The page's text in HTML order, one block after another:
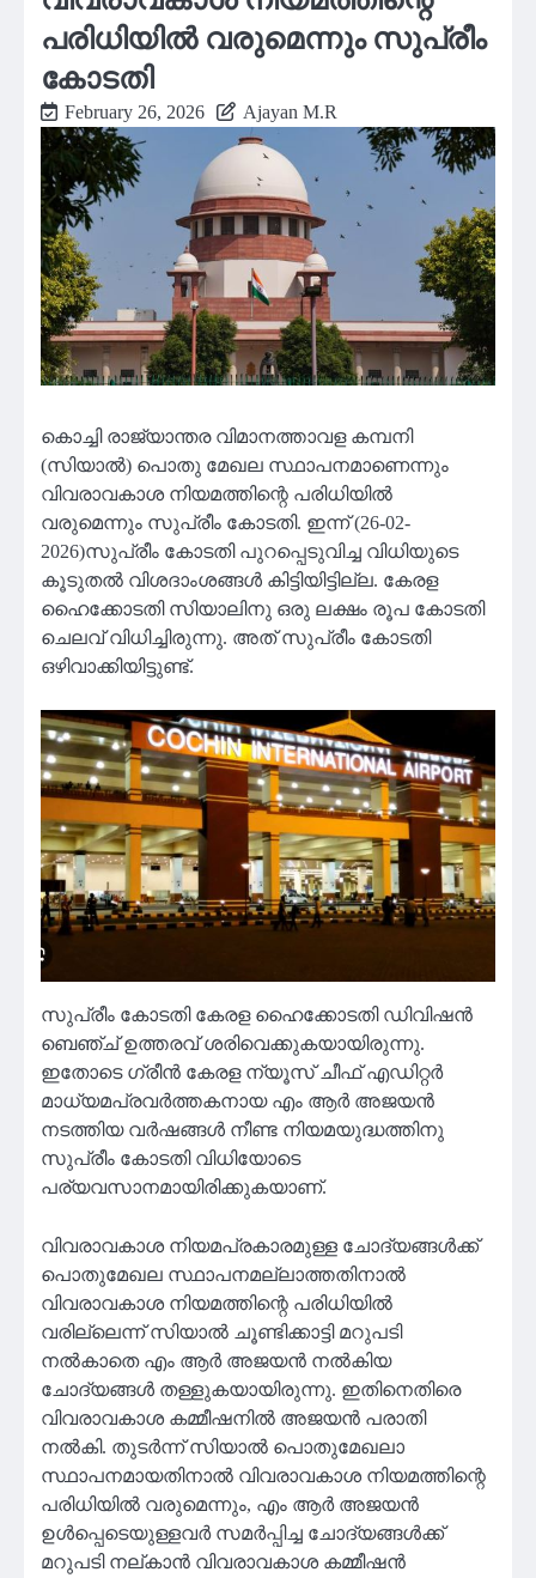
പരിധിയിൽ വരുമെന്നും സുപ്രീം
കോടതി
February 26, 2026 Ajayan M.R
കൊച്ചി രാജ്യാന്തര വിമാനത്താവള കമ്പനി
(സിയാൽ) പൊതു മേഖല സ്ഥാപനമാണെന്നും
വിവരാവകാശ നിയമത്തിന്റെ പരിധിയിൽ
വരുമെന്നും സുപ്രീം കോടതി. ഇന്ന് (26-02-
2026)സുപ്രീം കോടതി പുറപ്പെടുവിച്ച വിധിയുടെ
കൂടുതൽ വിശദാംശങ്ങൾ കിട്ടിയിട്ടില്ല. കേരള
ഹൈക്കോടതി സിയാലിനു ഒരു ലക്ഷം രൂപ കോടതി
ചെലവ് വിധിച്ചിരുന്നു. അത് സുപ്രീം കോടതി
ഒഴിവാക്കിയിട്ടുണ്ട്.
സുപ്രീം കോടതി കേരള ഹൈക്കോടതി ഡിവിഷൻ
ബെഞ്ച് ഉത്തരവ് ശരിവെക്കുകയായിരുന്നു.
ഇതോടെ ഗ്രീൻ കേരള ന്യൂസ്‌ ചീഫ് എഡിറ്റർ
മാധ്യമപ്രവർത്തകനായ എം ആർ അജയൻ
നടത്തിയ വർഷങ്ങൾ നീണ്ട നിയമയുദ്ധത്തിനു
സുപ്രീം കോടതി വിധിയോടെ
പര്യവസാനമായിരിക്കുകയാണ്.
വിവരാവകാശ നിയമപ്രകാരമുള്ള ചോദ്യങ്ങൾക്ക്
പൊതുമേഖല സ്ഥാപനമല്ലാത്തതിനാൽ
വിവരാവകാശ നിയമത്തിന്റെ പരിധിയിൽ
വരില്ലെന്ന് സിയാൽ ചൂണ്ടിക്കാട്ടി മറുപടി
നൽകാതെ എം ആർ അജയൻ നൽകിയ
ചോദ്യങ്ങൾ തള്ളുകയായിരുന്നു. ഇതിനെതിരെ
വിവരാവകാശ കമ്മീഷനിൽ അജയൻ പരാതി
നൽകി. തുടർന്ന് സിയാൽ പൊതുമേഖലാ
സ്ഥാപനമായതിനാൽ വിവരാവകാശ നിയമത്തിന്റെ
പരിധിയിൽ വരുമെന്നും, എം ആർ അജയൻ
ഉൾപ്പെടെയുള്ളവർ സമർപ്പിച്ച ചോദ്യങ്ങൾക്ക്
മറുപടി നല്കാൻ വിവരാവകാശ കമ്മീഷൻ